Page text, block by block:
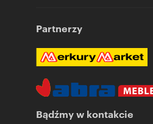
Partnerzy
Bądźmy w kontakcie